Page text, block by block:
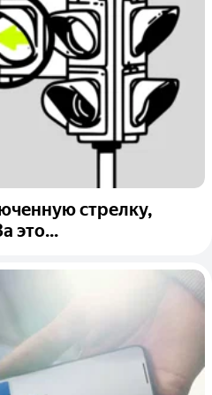
стрелку,
это...